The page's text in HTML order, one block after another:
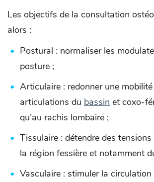
Les objectifs de la consultation
alors :
Postural : normaliser les
posture ;
Articulaire : redonner une
articulations du bassin et coxo-
qu’au rachis lombaire ;
Tissulaire : détendre des
la région fessière et notamment
Vasculaire : stimuler la